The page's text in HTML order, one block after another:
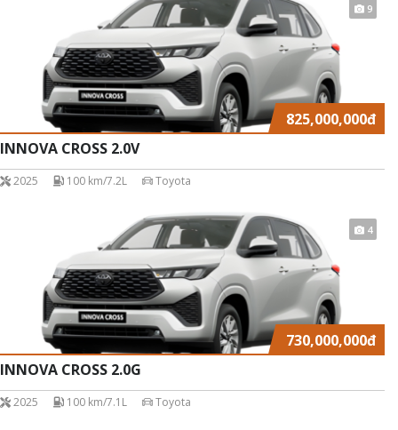
9
825,000,000đ
INNOVA CROSS 2.0V
2025 100 km/7.2L Toyota
4
730,000,000đ
INNOVA CROSS 2.0G
2025 100 km/7.1L Toyota